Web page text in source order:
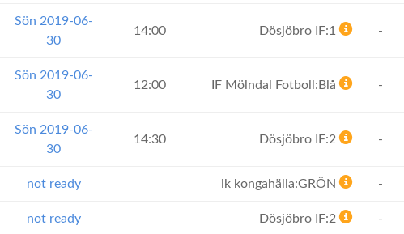
Sön 2019-06-
30
14:00 Dösjöbro IF:1 -
Sön 2019-06-
30
12:00 IF Mölndal Fotboll:Blå -
Sön 2019-06-
30
14:30 Dösjöbro IF:2 -
not ready ik kongahälla:GRÖN -
not ready Dösjöbro IF:2 -